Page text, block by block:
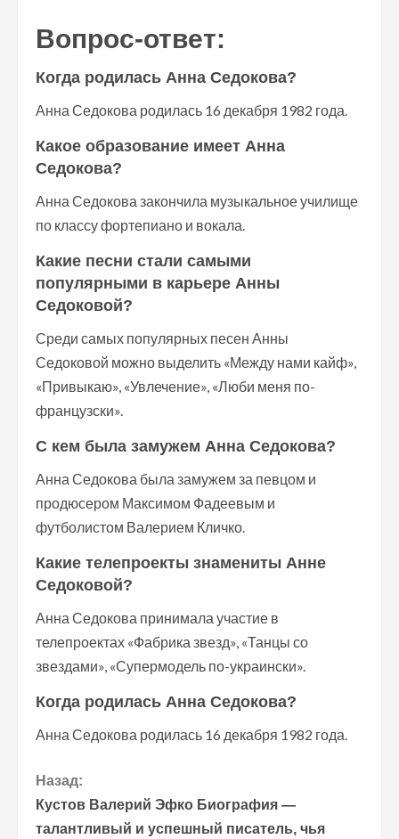
Вопрос-ответ:
Когда родилась Анна Седокова?
Анна Седокова родилась 16 декабря 1982 года.
Какое образование имеет Анна
Седокова?
Анна Седокова закончила музыкальное училище
по классу фортепиано и вокала.
Какие песни стали самыми
популярными в карьере Анны
Седоковой?
Среди самых популярных песен Анны
Седоковой можно выделить «Между нами кайф»,
«Привыкаю», «Увлечение», «Люби меня по-
французски».
С кем была замужем Анна Седокова?
Анна Седокова была замужем за певцом и
продюсером Максимом Фадеевым и
футболистом Валерием Кличко.
Какие телепроекты знамениты Анне
Седоковой?
Анна Седокова принимала участие в
телепроектах «Фабрика звезд», «Танцы со
звездами», «Супермодель по-украински».
Когда родилась Анна Седокова?
Анна Седокова родилась 16 декабря 1982 года.
П
р
Назад:
Кустов Валерий Эфко Биография —
талантливый и успешный писатель, чья